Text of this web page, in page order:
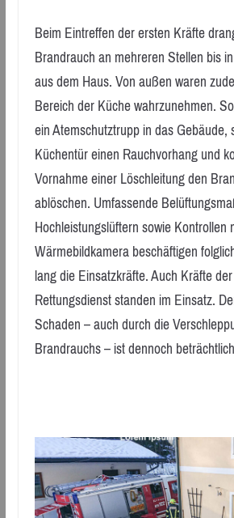
Beim Eintreffen der ersten Kräfte
Brandrauch an mehreren Stellen bis
aus dem Haus. Von außen waren
Bereich der Küche wahrzunehmen.
ein Atemschutztrupp in das Gebäude,
Küchentür einen Rauchvorhang und
Vornahme einer Löschleitung den
ablöschen. Umfassende
Hochleistungslüftern sowie Kontrollen
Wärmebildkamera beschäftigen
lang die Einsatzkräfte. Auch Kräfte
Rettungsdienst standen im Einsatz.
Schaden – auch durch die
Brandrauchs – ist dennoch